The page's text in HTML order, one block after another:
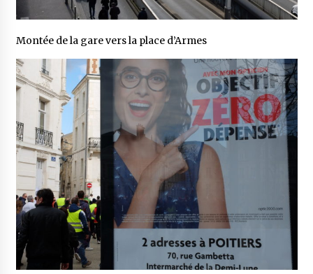
Montée de la gare vers la place d’Armes